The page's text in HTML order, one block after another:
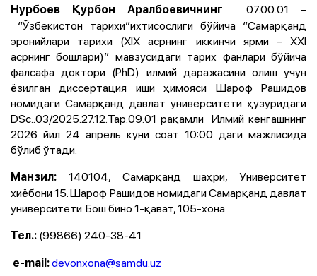
Нурбоев Қурбон Аралбоевичнинг
07.00.01 –
“Ўзбекистон тарихи”ихтисослиги бўйича “Самарқанд
эронийлари тарихи (ХIХ асрнинг иккинчи ярми – ХХI
асрнинг бошлари)” мавзусидаги тарих фанлари бўйича
фалсафа доктори (PhD) илмий даражасини олиш учун
ёзилган диссертация иши ҳимояси Шароф Рашидов
номидаги Самарқанд давлат университети ҳузуридаги
DSc..03/2025.27.12.Тар.09.01 рақамли Илмий кенгашнинг
2026 йил 24 апрель куни соат 10:00 даги мажлисида
бўлиб ўтади.
Манзил: 140104, Самарқанд шаҳри, Университет
хиёбони 15. Шароф Рашидов номидаги Самарқанд давлат
университети.Бош бино 1-қават, 105-хона.
Тел.: (99866) 240-38-41
​ e-mail:devonxona@samdu.uz